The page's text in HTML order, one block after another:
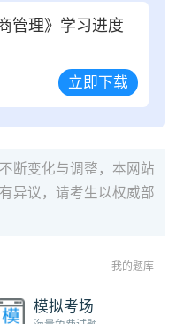
管理》学习进度
立即下载
断变化与调整，本网站
异议，请考生以权威部
我的题库
模拟考场